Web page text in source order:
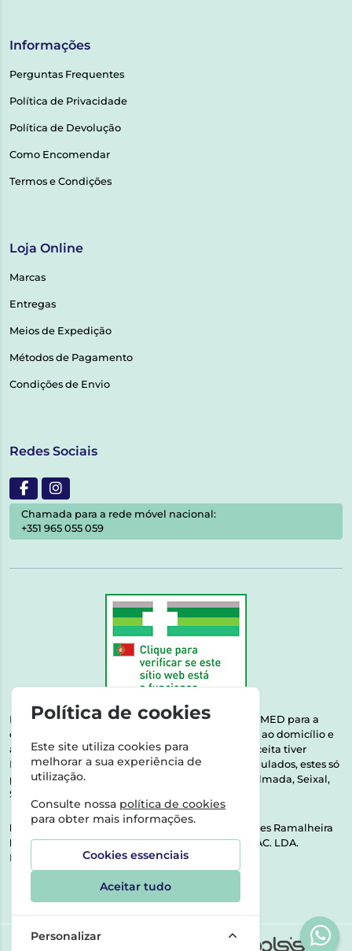
Informações
Perguntas Frequentes
Política de Privacidade
Política de Devolução
Como Encomendar
Termos e Condições
Loja Online
Marcas
Entregas
Meios de Expedição
Métodos de Pagamento
Condições de Envio
Redes Sociais
Chamada para a rede móvel nacional:
+351 965 055 059
Esta farmácia encontra-se autorizada pelo INFARMED para a
dispensa de medicamentos e produtos de saúde ao domicílio e
através da internet. Medicamentos | Se na sua receita tiver
MSRM, MNSRM, MSRMV ou Medicamentos Manipulados, estes só
podem ser entregues nos seguintes concelhos: Almada, Seixal,
Sesimbra, Oeiras e Lisboa.
Direção Técnica:
Dra. Raquel Alexandra Fernandes Ramalheira
NIPC:513064133 | ASPAS E NÚMEROS SOC. FARMAC. LDA.
Rua dos Castanheiros 5 AB Feijó2810-036 Almada
Política de cookies
Este site utiliza cookies para
melhorar a sua experiência de
utilização.
Consulte nossa política de cookies
para obter mais informações.
Cookies essenciais
Aceitar tudo
Personalizar